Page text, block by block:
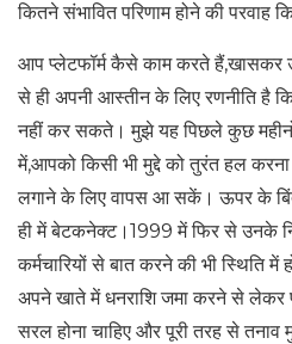
कितने संभावित परिणाम होने की परवाह
आप प्लेटफॉर्म कैसे काम करते हैं,खासकर
से ही अपनी आस्तीन के लिए रणनीति है
नहीं कर सकते। मुझे यह पिछले कुछ
में,आपको किसी भी मुद्दे को तुरंत हल
लगाने के लिए वापस आ सकें। ऊपर के
ही में बेटकनेक्ट।1999 में फिर से उनके
कर्मचारियों से बात करने की भी स्थिति में
अपने खाते में धनराशि जमा करने से लेकर
सरल होना चाहिए और पूरी तरह से तनाव